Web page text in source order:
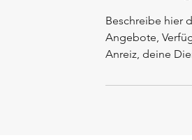
Beschreibe hier
Angebote,
Anreiz, deine